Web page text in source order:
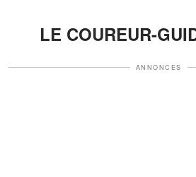
LE COUREUR-
ANNONCES